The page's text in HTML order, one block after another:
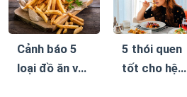
Cảnh báo 5
loại đồ ăn vặt
5 thói quen
tốt cho hệ